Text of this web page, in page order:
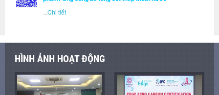
Chi tiết
HÌNH ẢNH HOẠT ĐỘNG